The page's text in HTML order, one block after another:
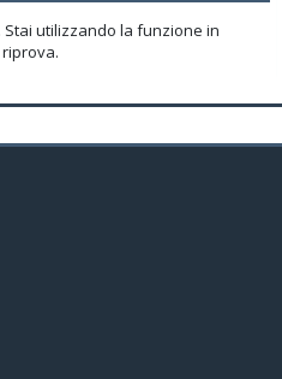
utilizzando la funzione in